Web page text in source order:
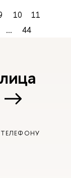
10
11
... 44